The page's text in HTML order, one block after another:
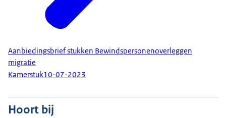
Aanbiedingsbrief stukken Bewindspersonenoverleggen
migratie
Kamerstuk10-07-2023
Hoort bij